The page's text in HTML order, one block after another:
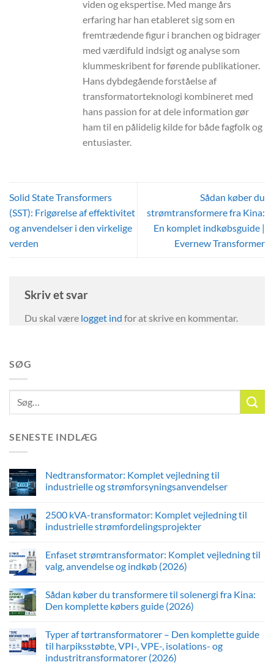
viden og ekspertise. Med mange års
erfaring har han etableret sig som en
fremtrædende figur i branchen og bidrager
med værdifuld indsigt og analyse som
klummeskribent for førende publikationer.
Hans dybdegående forståelse af
transformatorteknologi kombineret med
hans passion for at dele information gør
ham til en pålidelig kilde for både fagfolk og
entusiaster.
Solid State Transformers
(SST): Frigørelse af effektivitet
og anvendelser i den virkelige
verden
Sådan køber du
strømtransformere fra Kina:
En komplet indkøbsguide |
Evernew Transformer
Skriv et svar
Du skal være logget ind for at skrive en kommentar.
SØG
SENESTE INDLÆG
Nedtransformator: Komplet vejledning til
industrielle og strømforsyningsanvendelser
2500 kVA-transformator: Komplet vejledning til
industrielle strømfordelingsprojekter
Enfaset strømtransformator: Komplet vejledning til
valg, anvendelse og indkøb (2026)
Sådan køber du transformere til solenergi fra Kina:
Den komplette købers guide (2026)
Typer af tørtransformatorer – Den komplette guide
til harpiksstøbte, VPI-, VPE-, isolations- og
industritransformatorer (2026)